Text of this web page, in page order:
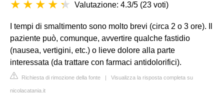
Valutazione: 4.3/5 (23 voti)
I tempi di smaltimento sono molto brevi (circa 2 o 3 ore). Il
paziente può, comunque, avvertire qualche fastidio
(nausea, vertigini, etc.) o lieve dolore alla parte
interessata (da trattare con farmaci antidolorifici).
Richiesta di rimozione della fonte | Visualizza la risposta completa su
nicolacatania.it